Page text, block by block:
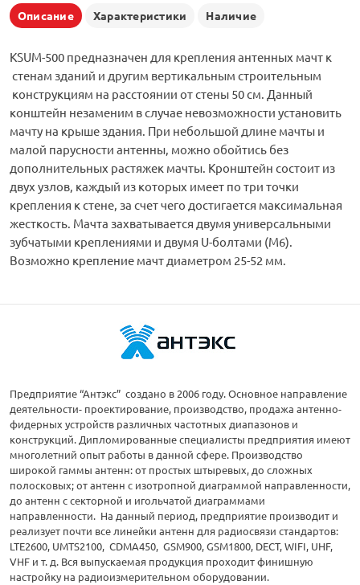
Описание Характеристики Наличие
KSUM-500 предназначен для крепления антенных мачт к
стенам зданий и другим вертикальным строительным
конструкциям на расстоянии от стены 50 см. Данный
конштейн незаменим в случае невозможности установить
мачту на крыше здания. При небольшой длине мачты и
малой парусности антенны, можно обойтись без
дополнительных растяжек мачты. Кронштейн состоит из
двух узлов, каждый из которых имеет по три точки
крепления к стене, за счет чего достигается максимальная
жесткость. Мачта захватывается двумя универсальными
зубчатыми креплениями и двумя U-болтами (М6).
Возможно крепление мачт диаметром 25-52 мм.
Предприятие “Антэкс” создано в 2006 году. Основное направление
деятельности- проектирование, производство, продажа антенно-
фидерных устройств различных частотных диапазонов и
конструкций. Дипломированные специалисты предприятия имеют
многолетний опыт работы в данной сфере. Производство
широкой гаммы антенн: от простых штыревых, до сложных
полосковых; от антенн с изотропной диаграммой направленности,
до антенн с секторной и игольчатой диаграммами
направленности. На данный период, предприятие производит и
реализует почти все линейки антенн для радиосвязи стандартов:
LTE2600, UMTS2100, CDMA450, GSM900, GSM1800, DECT, WIFI, UHF,
VHF и т. д. Вся выпускаемая продукция проходит финишную
настройку на радиоизмерительном оборудовании.